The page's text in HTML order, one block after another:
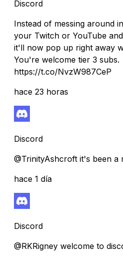
Discord
Instead of messing around
your Twitch or YouTube
it'll now pop up right away
You're welcome tier 3 subs.
https://t.co/NvzW987CeP
hace 23 horas
Discord
@TrinityAshcroft it's been a
hace 1 día
Discord
@RKRigney welcome to